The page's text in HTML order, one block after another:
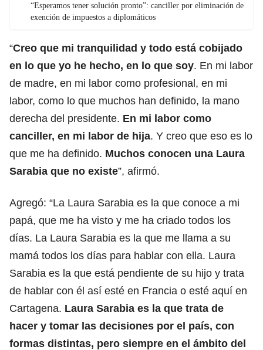
“Esperamos tener solución pronto”: canciller por eliminación de
exención de impuestos a diplomáticos
“Creo que mi tranquilidad y todo está cobijado
en lo que yo he hecho, en lo que soy. En mi labor
de madre, en mi labor como profesional, en mi
labor, como lo que muchos han definido, la mano
derecha del presidente. En mi labor como
canciller, en mi labor de hija. Y creo que eso es lo
que me ha definido. Muchos conocen una Laura
Sarabia que no existe”, afirmó.
Agregó: “La Laura Sarabia es la que conoce a mi
papá, que me ha visto y me ha criado todos los
días. La Laura Sarabia es la que me llama a su
mamá todos los días para hablar con ella. Laura
Sarabia es la que está pendiente de su hijo y trata
de hablar con él así esté en Francia o esté aquí en
Cartagena. Laura Sarabia es la que trata de
hacer y tomar las decisiones por el país, con
formas distintas, pero siempre en el ámbito del